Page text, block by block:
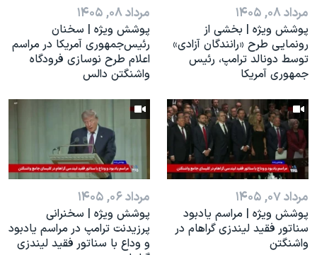
مرداد ۰۸, ۱۴۰۵
پوشش ویژه | بخشی از
رونمایی طرح «رانندگان آزادی»
توسط دونالد ترامپ، رئیس
جمهوری آمریکا
مرداد ۰۸, ۱۴۰۵
پوشش ویژه | سخنان
رئيس‌جمهوری آمریکا در مراسم
اعلام طرح نوسازی فرودگاه
واشنگتن دالس
مرداد ۰۷, ۱۴۰۵
پوشش ویژه | مراسم یادبود
سناتور فقید لیندزی گراهام در
واشنگتن
مرداد ۰۶, ۱۴۰۵
پوشش ویژه | سخنرانی
پرزیدنت ترامپ در مراسم یادبود
و وداع با سناتور فقید لیندزی